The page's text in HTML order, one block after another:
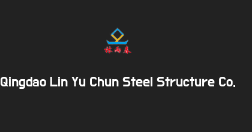
Qingdao Lin Yu Chun Steel Structure Co.